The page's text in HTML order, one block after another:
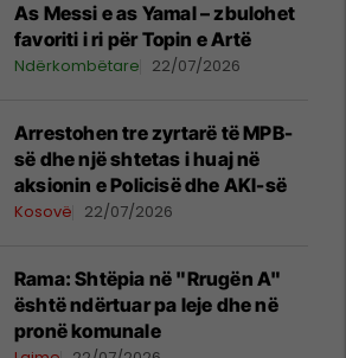
As Messi e as Yamal – zbulohet
favoriti i ri për Topin e Artë
Ndërkombëtare 22/07/2026
Arrestohen tre zyrtarë të MPB-
së dhe një shtetas i huaj në
aksionin e Policisë dhe AKI-së
Kosovë 22/07/2026
Rama: Shtëpia në "Rrugën A"
është ndërtuar pa leje dhe në
pronë komunale